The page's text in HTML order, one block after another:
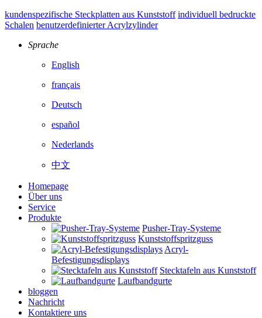
kundenspezifische Steckplatten aus Kunststoff individuell bedruckte
Schalen benutzerdefinierter Acrylzylinder
Sprache
English
français
Deutsch
español
Nederlands
中文
Homepage
Über uns
Service
Produkte
Pusher-Tray-Systeme
Kunststoffspritzguss
Acryl-
Befestigungsdisplays
Stecktafeln aus Kunststoff
Laufbandgurte
bloggen
Nachricht
Kontaktiere uns